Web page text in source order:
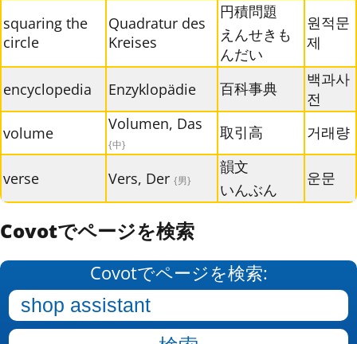
squaring the
circle
Quadratur des
Kreises
円積問題
えんせきも
んだい
원적문
제
encyclopedia Enzyklopädie 百科事典
백과사
전
volume
Volumen, Das
{中}
取引高 거래량
verse Vers, Der {男}
韻文
いんぶん
운문
Covotでページを検索
Covotでページを検索: